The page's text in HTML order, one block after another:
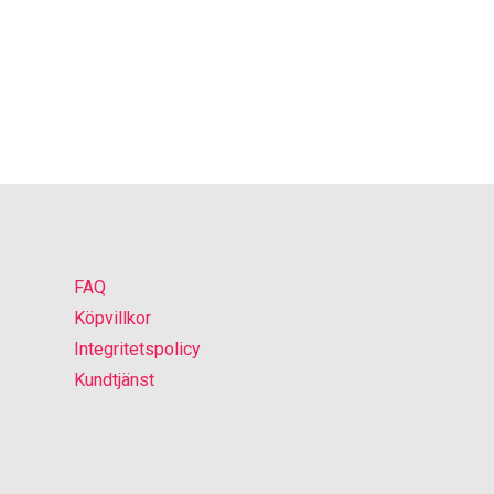
FAQ
Köpvillkor
Integritetspolicy
Kundtjänst